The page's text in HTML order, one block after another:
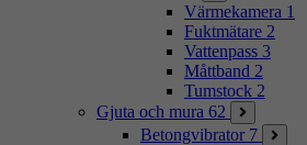
Värmekamera 1
Fuktmätare 2
Vattenpass 3
Måttband 2
Tumstock 2
Gjuta och mura 62
Betongvibrator 7